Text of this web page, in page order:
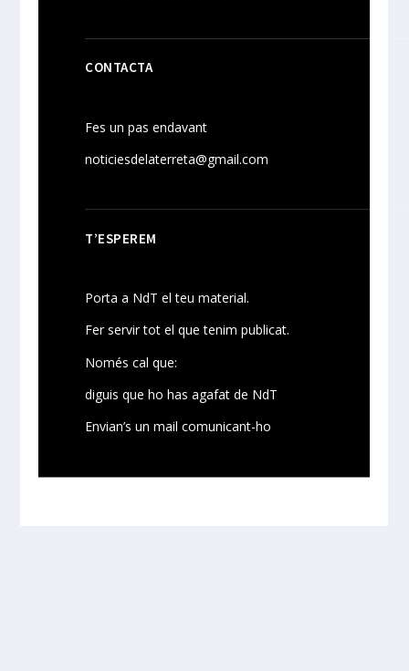
CONTACTA
Fes un pas endavant
noticiesdelaterreta@gmail.com
T’ESPEREM
Porta a NdT el teu material.
Fer servir tot el que tenim publicat.
Només cal que:
diguis que ho has agafat de NdT
Envian’s un mail comunicant-ho